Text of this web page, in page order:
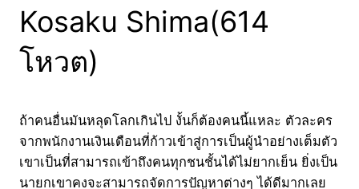
Kosaku Shima(614
โหวต)
ถ้าคนอื่นมันหลุดโลกเกินไป งั้นก็ต้องคนนี้แหละ ตัวละคร
จากพนักงานเงินเดือนที่ก้าวเข้าสู่การเป็นผู้นำอย่างเต็มตัว
เขาเป็นที่สามารถเข้าถึงคนทุกชนชั้นได้ไม่ยากเย็น ยิ่งเป็น
นายกเขาคงจะสามารถจัดการปัญหาต่างๆ ได้ดีมากเลย